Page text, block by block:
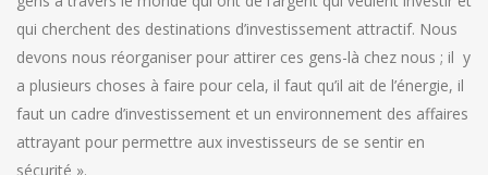
qui cherchent des destinations d’investissement attractif. Nous
devons nous réorganiser pour attirer ces gens-là chez nous ; il y
a plusieurs choses à faire pour cela, il faut qu’il ait de l’énergie, il
faut un cadre d’investissement et un environnement des affaires
attrayant pour permettre aux investisseurs de se sentir en
sécurité ».